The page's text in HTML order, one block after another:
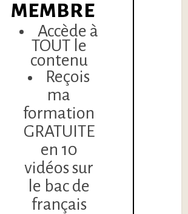
MEMBRE
Accède à
TOUT le
contenu
Reçois
ma
formation
GRATUITE
en 10
vidéos sur
le bac de
français